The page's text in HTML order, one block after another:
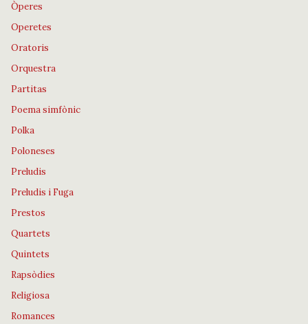
Òperes
Operetes
Oratoris
Orquestra
Partitas
Poema simfònic
Polka
Poloneses
Preludis
Preludis i Fuga
Prestos
Quartets
Quintets
Rapsòdies
Religiosa
Romances